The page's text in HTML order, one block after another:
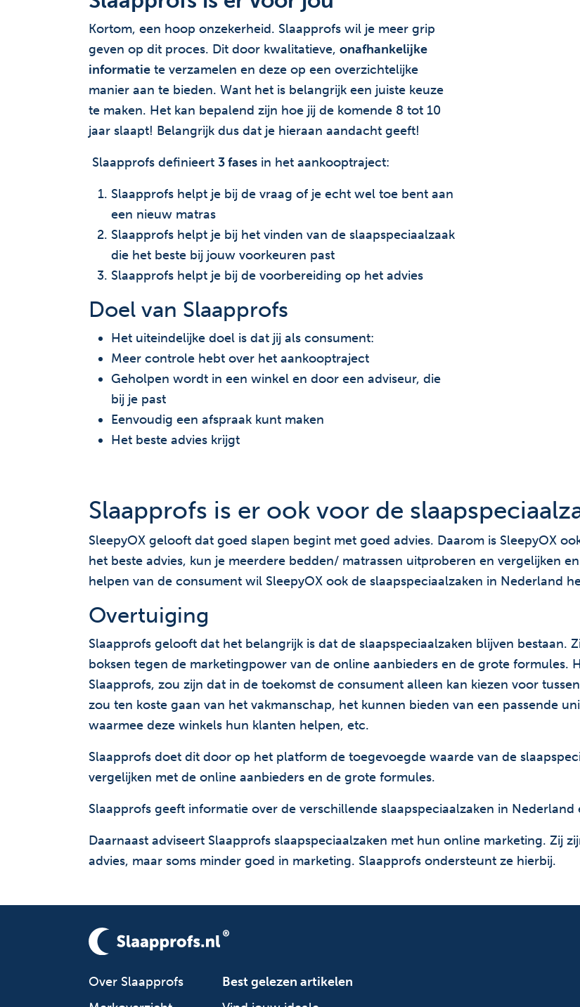
Kortom, een hoop onzekerheid. Slaapprofs wil je meer grip
geven op dit proces. Dit door kwalitatieve, onafhankelijke
informatie te verzamelen en deze op een overzichtelijke
manier aan te bieden. Want het is belangrijk een juiste keuze
te maken. Het kan bepalend zijn hoe jij de komende 8 tot 10
jaar slaapt! Belangrijk dus dat je hieraan aandacht geeft!
Slaapprofs definieert 3 fases in het aankooptraject:
Slaapprofs helpt je bij de vraag of je echt wel toe bent aan
een nieuw matras
Slaapprofs helpt je bij het vinden van de slaapspeciaalzaak
die het beste bij jouw voorkeuren past
Slaapprofs helpt je bij de voorbereiding op het advies
Doel van Slaapprofs
Het uiteindelijke doel is dat jij als consument:
Meer controle hebt over het aankooptraject
Geholpen wordt in een winkel en door een adviseur, die
bij je past
Eenvoudig een afspraak kunt maken
Het beste advies krijgt
Slaapprofs is er ook voor de
SleepyOX gelooft dat goed slapen begint met goed advies. Daarom is SleepyOX
het beste advies, kun je meerdere bedden/ matrassen uitproberen en vergelijken
helpen van de consument wil SleepyOX ook de slaapspeciaalzaken in Nederland
Overtuiging
Slaapprofs gelooft dat het belangrijk is dat de slaapspeciaalzaken blijven bestaan.
boksen tegen de marketingpower van de online aanbieders en de grote formules.
Slaapprofs, zou zijn dat in de toekomst de consument alleen kan kiezen voor
zou ten koste gaan van het vakmanschap, het kunnen bieden van een passende
waarmee deze winkels hun klanten helpen, etc.
Slaapprofs doet dit door op het platform de toegevoegde waarde van de
vergelijken met de online aanbieders en de grote formules.
Slaapprofs geeft informatie over de verschillende slaapspeciaalzaken in Nederland
Daarnaast adviseert Slaapprofs slaapspeciaalzaken met hun online marketing. Zij
advies, maar soms minder goed in marketing. Slaapprofs ondersteunt ze hierbij.
Over Slaapprofs
Best gelezen artikelen